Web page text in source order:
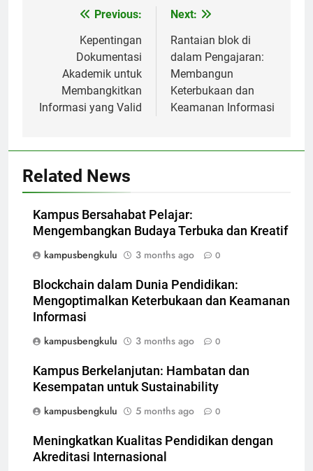
navigation
Previous:
Kepentingan
Dokumentasi
Akademik untuk
Membangkitkan
Informasi yang Valid
Next:
Rantaian blok di
dalam Pengajaran:
Membangun
Keterbukaan dan
Keamanan Informasi
Related News
Kampus Bersahabat Pelajar:
Mengembangkan Budaya Terbuka dan Kreatif
kampusbengkulu
3 months ago 0
Blockchain dalam Dunia Pendidikan:
Mengoptimalkan Keterbukaan dan Keamanan
Informasi
kampusbengkulu
3 months ago 0
Kampus Berkelanjutan: Hambatan dan
Kesempatan untuk Sustainability
kampusbengkulu
5 months ago 0
Meningkatkan Kualitas Pendidikan dengan
Akreditasi Internasional